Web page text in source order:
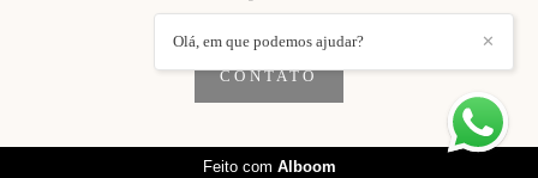
CONTATO
✕
Olá, em que podemos ajudar?
Feito com Alboom